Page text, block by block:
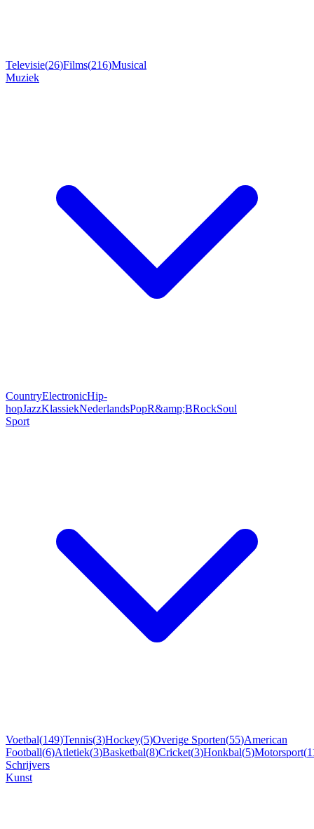
Televisie(26)Films(216)Musical
Muziek
CountryElectronicHip-
hopJazzKlassiekNederlandsPopR&amp;BRockSoul
Sport
Voetbal(149)Tennis(3)Hockey(5)Overige Sporten(55)American
Football(6)Atletiek(3)Basketbal(8)Cricket(3)Honkbal(5)Motorsport(
Schrijvers
Kunst